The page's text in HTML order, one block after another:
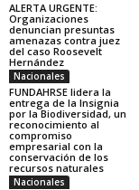
ALERTA URGENTE:
Organizaciones
denuncian presuntas
amenazas contra juez
del caso Roosevelt
Hernández
Nacionales
FUNDAHRSE lidera la
entrega de la Insignia
por la Biodiversidad, un
reconocimiento al
compromiso
empresarial con la
conservación de los
recursos naturales
Nacionales